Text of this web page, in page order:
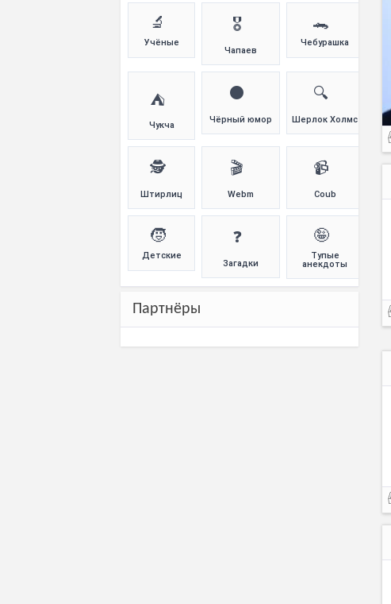
🔬
Учёные
🎖️
Чапаев
🐊
Чебурашка
⛺
Чукча
⚫
Чёрный юмор
🔍
Шерлок Холмс
🕵️
Штирлиц
🎬
Webm
📹
Coub
🧒
Детские
❓
Загадки
🤪
Тупые
анекдоты
Партнёры